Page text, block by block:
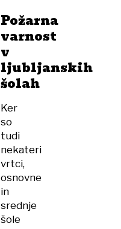
Požarna
varnost
v
ljubljanskih
šolah
Ker
so
tudi
nekateri
vrtci,
osnovne
in
srednje
šole